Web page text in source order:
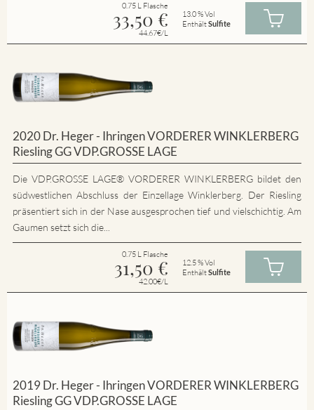
0.75 L Flasche
33,50 €
44.67€/L
13.0 % Vol
EnthältSulfite
2020 Dr. Heger - Ihringen VORDERER WINKLERBERG
Riesling GG VDP.GROSSE LAGE
Die VDP.GROSSE LAGE® VORDERER WINKLERBERG bildet den
südwestlichen Abschluss der Einzellage Winklerberg. Der Riesling
präsentiert sich in der Nase ausgesprochen tief und vielschichtig. Am
Gaumen setzt sich die...
0.75 L Flasche
31,50 €
42.00€/L
12.5 % Vol
EnthältSulfite
2019 Dr. Heger - Ihringen VORDERER WINKLERBERG
Riesling GG VDP.GROSSE LAGE